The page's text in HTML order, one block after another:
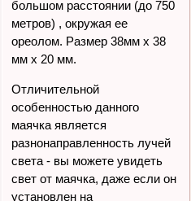
определить
местонахождение собаки на
большом расстоянии (до 750
метров) , окружая ее
мм x 20 мм.
Отличительной
особенностью данного
маячка является
разнонаправленность лучей